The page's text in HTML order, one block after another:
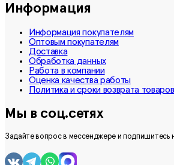
Информация
Информация покупателям
Оптовым покупателям
Доставка
Обработка данных
Работа в компании
Оценка качества работы
Политика и сроки возврата товаров
Мы в соц.сетях
Задайте вопрос в мессенджере и подпишитесь